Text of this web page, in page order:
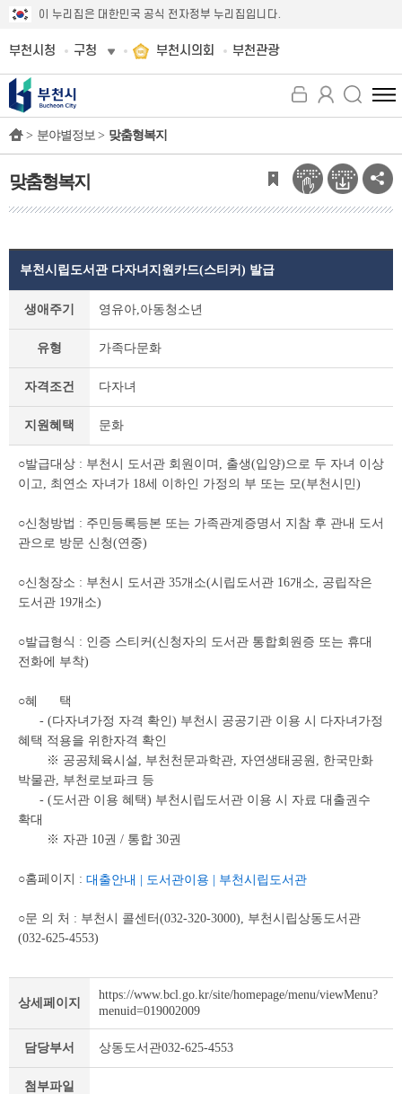
이 누리집은 대한민국 공식 전자정부 누리집입니다.
부천시청 구청 부천시의회 부천관광
전
체
뉴
보
기
> 분야별정보 > 맞춤형복지
맞춤형복지
지
세
회
테
이
부천시립도서관 다자녀지원카드(스티커) 발급
생애주기 영유아,아동청소년
유형 가족다문화
자격조건 다자녀
지원혜택 문화
○발급대상 : 부천시 도서관 회원이며, 출생(입양)으로 두 자녀 이상
이고, 최연소 자녀가 18세 이하인 가정의 부 또는 모(부천시민)
○신청방법 : 주민등록등본 또는 가족관계증명서 지참 후 관내 도서
관으로 방문 신청(연중)
○신청장소 : 부천시 도서관 35개소(시립도서관 16개소, 공립작은
도서관 19개소)
○발급형식 : 인증 스티커(신청자의 도서관 통합회원증 또는 휴대
전화에 부착)
○혜 택
- (다자녀가정 자격 확인) 부천시 공공기관 이용 시 다자녀가정
혜택 적용을 위한자격 확인
※ 공공체육시설, 부천천문과학관, 자연생태공원, 한국만화
박물관, 부천로보파크 등
- (도서관 이용 혜택) 부천시립도서관 이용 시 자료 대출권수
확대
※ 자관 10권 / 통합 30권
○홈페이지 : 대출안내 | 도서관이용 | 부천시립도서관
○문 의 처 : 부천시 콜센터(032-320-3000), 부천시립상동도서관
(032-625-4553)
상세페이지
https://www.bcl.go.kr/site/homepage/menu/viewMenu?
menuid=019002009
담당부서 상동도서관032-625-4553
첨부파일